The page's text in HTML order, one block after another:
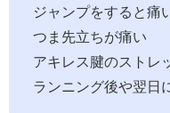
ジャンプをすると痛
つま先立ちが痛い
アキレス腱のストレ
ランニング後や翌日